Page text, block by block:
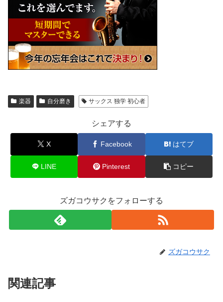
楽器 自分磨き サックス 独学 初心者
シェアする
X Facebook はてブ
LINE Pinterest コピー
ズガコウサクをフォローする
ズガコウサク
関連記事